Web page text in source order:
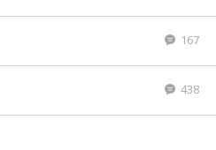
167
438